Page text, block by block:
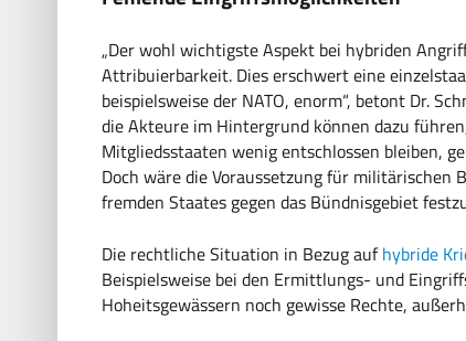
„Der wohl wichtigste Aspekt bei hybriden
Attribuierbarkeit. Dies erschwert eine
beispielsweise der NATO, enorm“, betont Dr.
die Akteure im Hintergrund können dazu
Mitgliedsstaaten wenig entschlossen bleiben,
Doch wäre die Voraussetzung für
fremden Staates gegen das Bündnisgebiet
Die rechtliche Situation in Bezug aufhybride
Beispielsweise bei den Ermittlungs- und
Hoheitsgewässern noch gewisse Rechte,